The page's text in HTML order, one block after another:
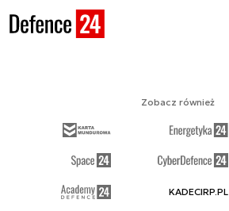
Zobacz również
KADECIRP.PL